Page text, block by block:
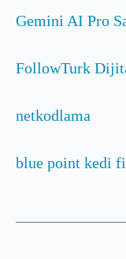
Gemini AI Pro
FollowTurk
netkodlama
blue point kedi